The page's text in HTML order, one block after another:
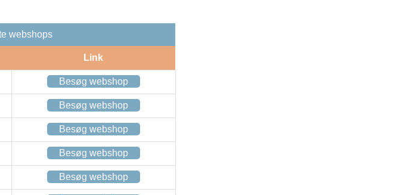
webshops
Link
Besøg webshop
Besøg webshop
Besøg webshop
Besøg webshop
Besøg webshop